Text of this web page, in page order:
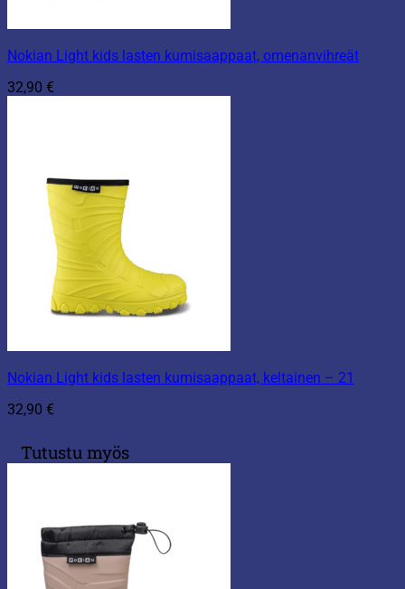
Nokian Light kids lasten kumisaappaat, omenanvihreät
32,90 €
Nokian Light kids lasten kumisaappaat, keltainen – 21
32,90 €
Tutustu myös